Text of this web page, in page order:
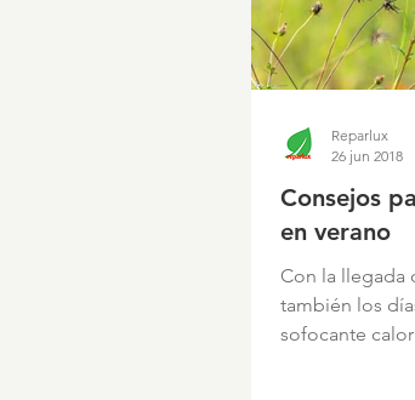
Consejos
en verano
Con la llegada
también los
sofocante
Reparlux
26 jun 2018